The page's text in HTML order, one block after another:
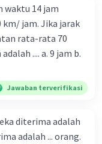
+ 12 = 0
lurus dengan
waktu 14 jam
jam. Jika jarak
rata-rata 70
a. 9 jam b.
Jawaban terverifikasi
diterima adalah
adalah ... orang.